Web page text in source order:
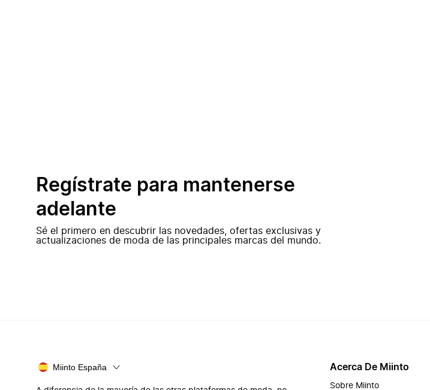
Regístrate para mantenerse
adelante
Sé el primero en descubrir las novedades, ofertas exclusivas y
actualizaciones de moda de las principales marcas del mundo.
Miinto España Acerca De Miinto
Sobre Miinto